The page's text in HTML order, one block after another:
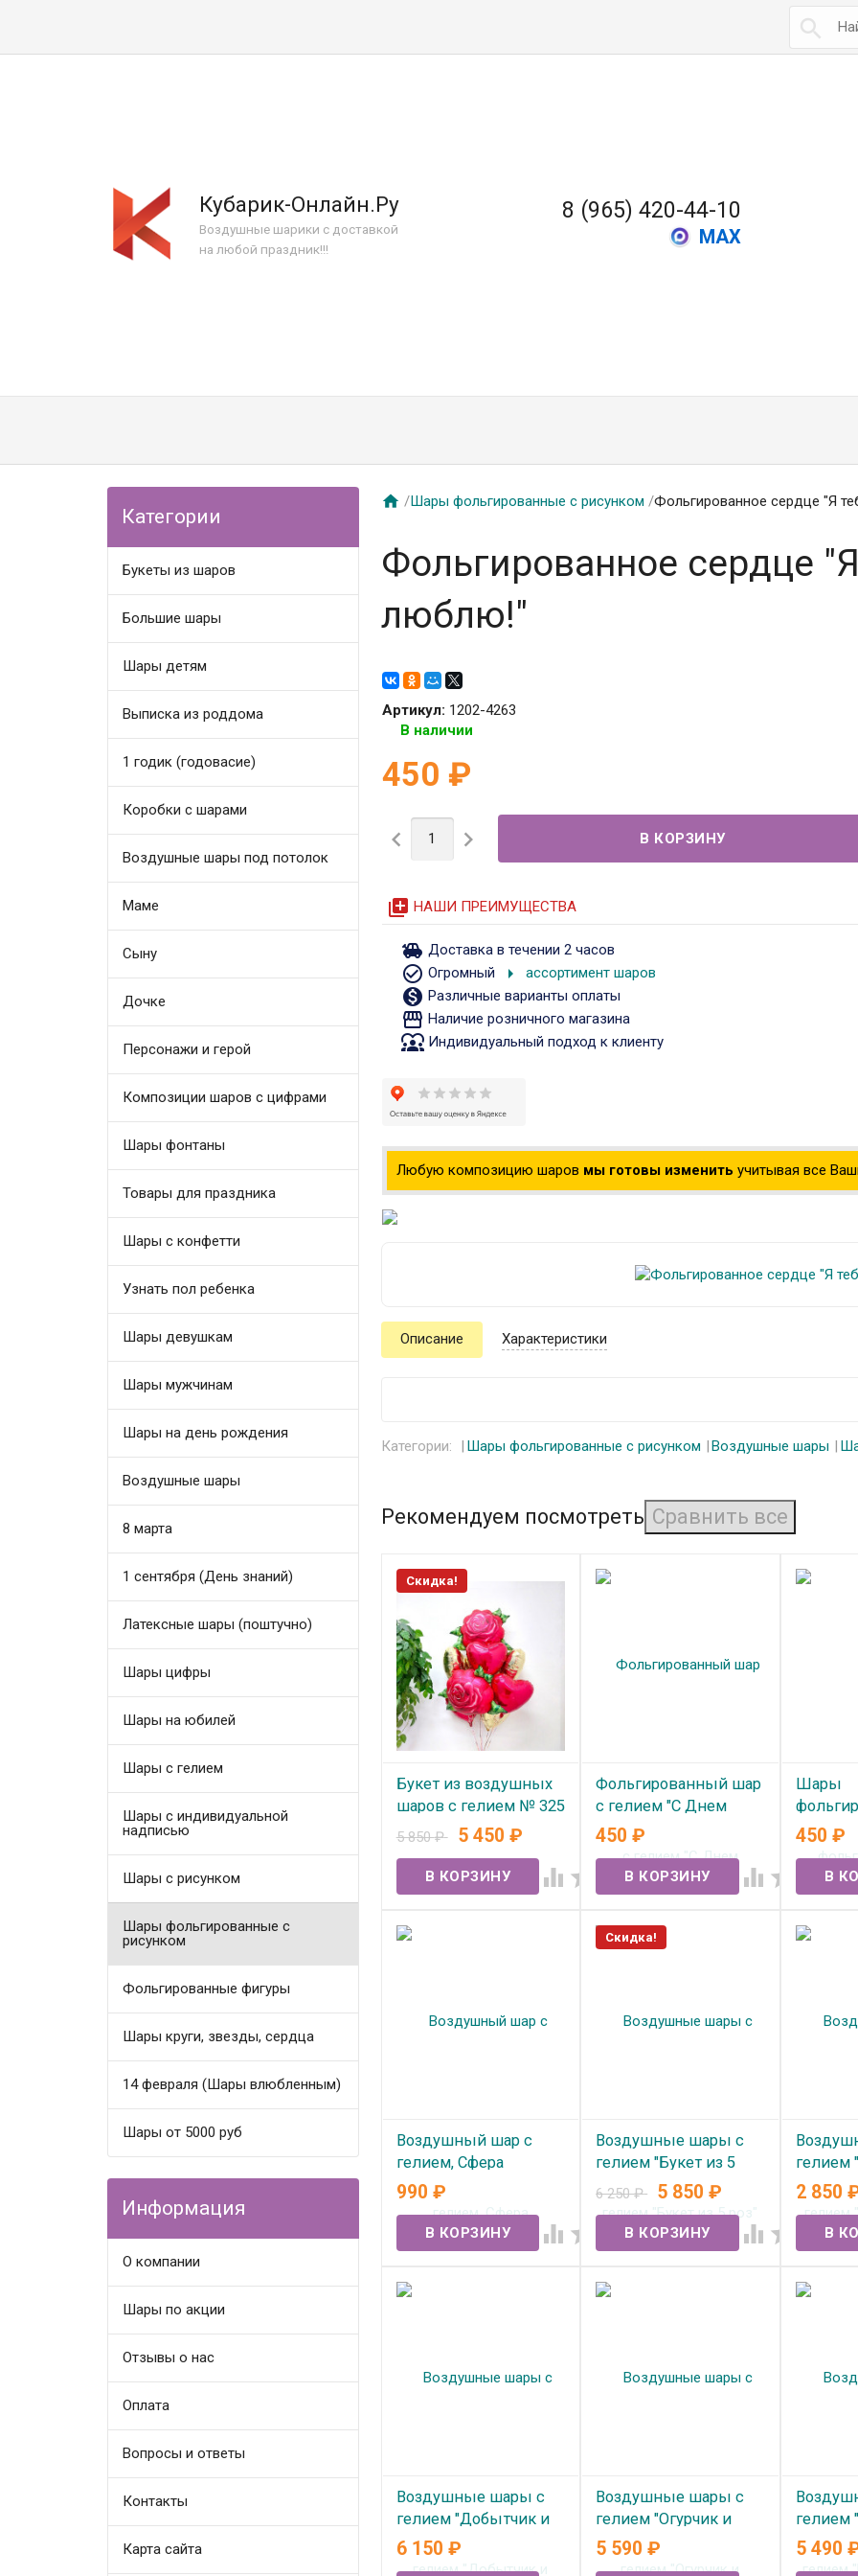

Кубарик-Онлайн.Ру
Воздушные шарики с доставкой
на любой праздник!!!
8 (965) 420-44-10
MAX
Категории
Букеты из шаров
Большие шары
Шары детям
Выписка из роддома
1 годик (годовасие)
Коробки с шарами
Воздушные шары под потолок
Маме
Сыну
Дочке
Персонажи и герой
Композиции шаров с цифрами
Шары фонтаны
Товары для праздника
Шары с конфетти
Узнать пол ребенка
Шары девушкам
Шары мужчинам
Шары на день рождения
Воздушные шары
8 марта
1 сентября (День знаний)
Латексные шары (поштучно)
Шары цифры
Шары на юбилей
Шары с гелием
Шары с индивидуальной
надписью
Шары с рисунком
Шары фольгированные с
рисунком
Фольгированные фигуры
Шары круги, звезды, сердца
14 февраля (Шары влюбленным)
Шары от 5000 руб
Информация
О компании
Шары по акции
Отзывы о нас
Оплата
Вопросы и ответы
Контакты
Карта сайта
 /Шары фольгированные с рисунком /Фольгированное сердце "Я
Фольгированное сердце
люблю!"
Артикул: 1202-4263
В наличии
450 ₽
 
queue НАШИ ПРЕИМУЩЕСТВА
toys Доставка в течении 2 часов
check_circle_outline Огромный arrow_right ассортимент шаров
monetization_on Различные варианты оплаты
storefront Наличие розничного магазина
diversity_1Индивидуальный подход к клиенту
Любую композицию шаров мы готовы изменить учитывая все
Описание Характеристики
Категории: Шары фольгированные с рисунком Воздушные шары
Рекомендуем посмотреть
Скидка!
Букет из воздушных
шаров с гелием № 325
В наличии
5 850₽ 5 450 ₽
 
Фольгированный шар
с гелием "С Днем
Рождения пионы"
В наличии
450₽
 
Шары
гелием
В
450 ₽
Воздушный шар с
гелием, Сфера
"Баскетбольный мяч"
В наличии
990 ₽
 
Скидка!
Воздушные шары с
гелием "Букет из 5
роз" №361
В наличии
6 250₽ 5 850₽
 
гелием
розой"
В
2 850
Воздушные шары с
гелием "Добытчик и
Рыба" №354
6 150 ₽
Воздушные шары с
гелием "Огурчик и
водка"№343
5 590₽
гелием
и
5 490